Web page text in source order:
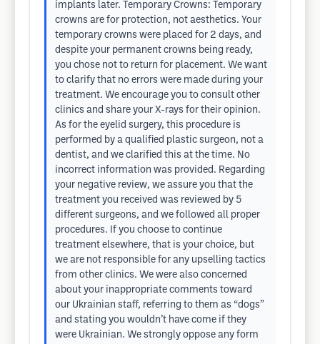
implants later. Temporary Crowns: Temporary
crowns are for protection, not aesthetics. Your
temporary crowns were placed for 2 days, and
despite your permanent crowns being ready,
you chose not to return for placement. We want
to clarify that no errors were made during your
treatment. We encourage you to consult other
clinics and share your X-rays for their opinion.
As for the eyelid surgery, this procedure is
performed by a qualified plastic surgeon, not a
dentist, and we clarified this at the time. No
incorrect information was provided. Regarding
your negative review, we assure you that the
treatment you received was reviewed by 5
different surgeons, and we followed all proper
procedures. If you choose to continue
treatment elsewhere, that is your choice, but
we are not responsible for any upselling tactics
from other clinics. We were also concerned
about your inappropriate comments toward
our Ukrainian staff, referring to them as “dogs”
and stating you wouldn’t have come if they
were Ukrainian. We strongly oppose any form